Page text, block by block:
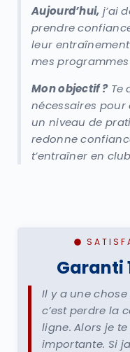
Aujourd’hui, j’ai
prendre
leur
mes
Mon objectif ?Te
nécessaires
un niveau de
redonne
t’entraîner en club
Garanti
Il y a une
c’est perdre la
ligne. Alors je
importante. Si